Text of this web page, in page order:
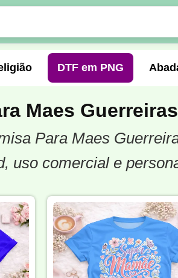
DTF em PNG
Profissão Festa Junina
Uniforme
Biologia Geografia
Maes Guerreiras
Para Maes
uso comercial e